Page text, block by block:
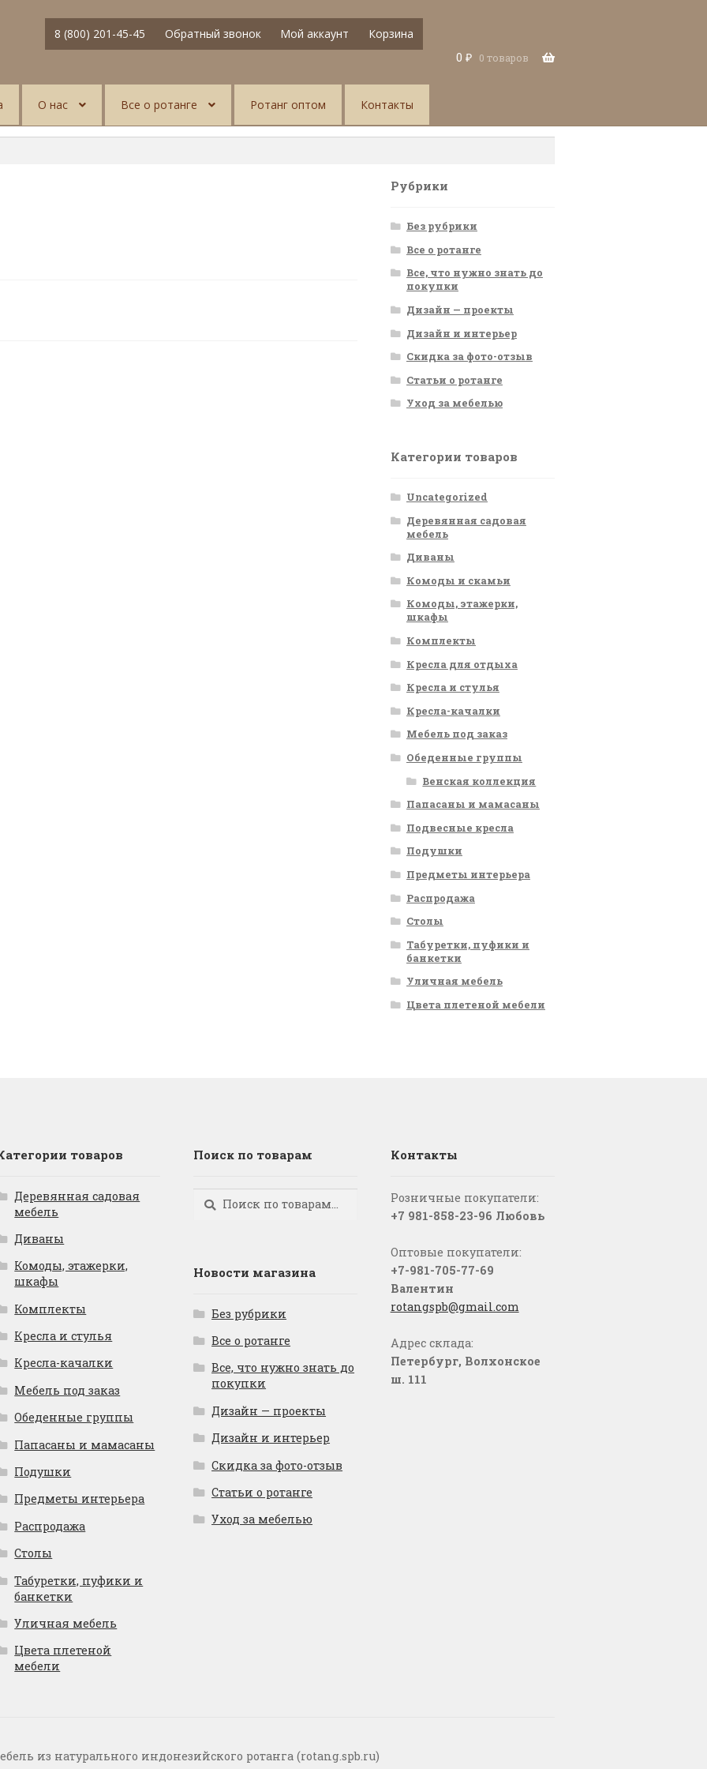
8 (800) 201-45-45 Обратный звонок Мой аккаунт
Корзина
0 ₽ 0 товаров
О нас Все о ротанге Ротанг оптом Контакты
Рубрики
Без рубрики
Все о ротанге
Все, что нужно знать до
покупки
Дизайн — проекты
Дизайн и интерьер
Скидка за фото-отзыв
Статьи о ротанге
Уход за мебелью
Категории товаров
Uncategorized
Деревянная садовая
мебель
Диваны
Комоды и скамьи
Комоды, этажерки,
шкафы
Комплекты
Кресла для отдыха
Кресла и стулья
Кресла-качалки
Мебель под заказ
Обеденные группы
Венская коллекция
Папасаны и мамасаны
Подвесные кресла
Подушки
Предметы интерьера
Распродажа
Столы
Табуретки, пуфики и
банкетки
Уличная мебель
Цвета плетеной мебели
товаров
Деревянная садовая
мебель
Диваны
Комоды, этажерки,
шкафы
Комплекты
Кресла и стулья
Кресла-качалки
Мебель под заказ
Обеденные группы
Папасаны и мамасаны
Подушки
Предметы интерьера
Распродажа
Столы
Табуретки, пуфики и
банкетки
Уличная мебель
Цвета плетеной
мебели
Поиск по товарам
Искать:
Поиск
Новости магазина
Без рубрики
Все о ротанге
Все, что нужно знать до
покупки
Дизайн — проекты
Дизайн и интерьер
Скидка за фото-отзыв
Статьи о ротанге
Уход за мебелью
Контакты
Розничные покупатели:
+7 981-858-23-96 Любовь
Оптовые покупатели:
+7-981-705-77-69
Валентин
rotangspb@gmail.com
Адрес склада:
Петербург, Волхонское
ш. 111
из натурального индонезийского ротанга (rotang.spb.ru)